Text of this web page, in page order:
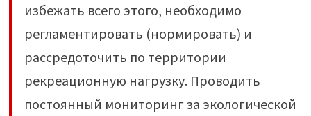
избежать всего этого, необходимо
регламентировать (нормировать) и
рассредоточить по территории
рекреационную нагрузку. Проводить
постоянный мониторинг за экологической